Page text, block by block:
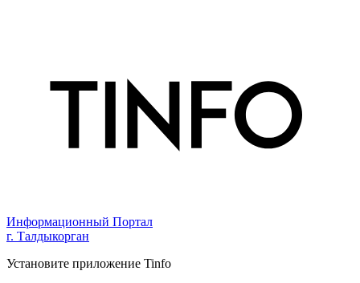
Информационный Портал
г. Талдыкорган
Установите приложение Tinfo